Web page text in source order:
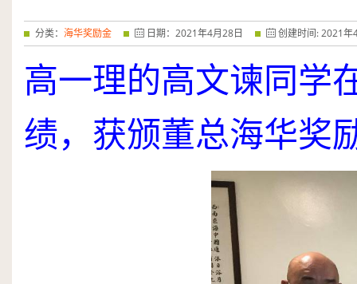
分类： 海华奖励金 日期： 2021年4月28日 创建时间:2021年
高一理的高文谏同学
绩，获颁董总海华奖